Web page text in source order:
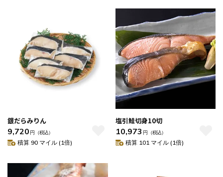
銀だらみりん
9,720 円 （税込）
積算 90 マイル (1倍)
塩引鮭切身10切
10,973 円 （税込）
積算 101 マイル (1倍)